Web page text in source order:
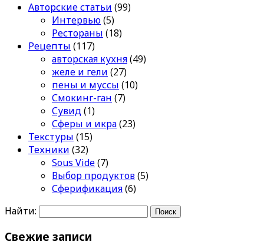
Авторские статьи (99)
Интервью(5)
Рестораны (18)
Рецепты (117)
авторская кухня(49)
желе и гели (27)
пены и муссы (10)
Смокинг-ган (7)
Сувид(1)
Сферы и икра(23)
Текстуры (15)
Техники (32)
Sous Vide(7)
Выбор продуктов(5)
Сферификация(6)
Найти:
Свежие записи